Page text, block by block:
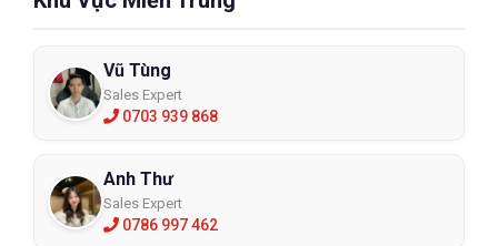
Vũ Tùng
Sales Expert
0703 939 868
Anh Thư
Sales Expert
0786 997 462